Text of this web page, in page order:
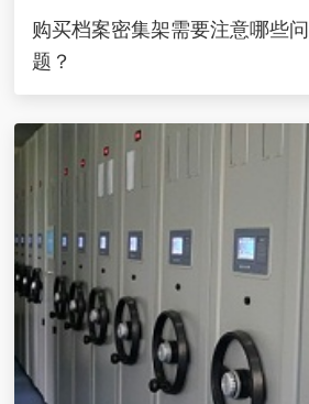
购买档案密集架需要注意哪些问
题？